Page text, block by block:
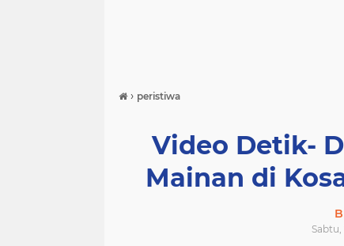
› peristiwa
Video Detik-
Mainan di